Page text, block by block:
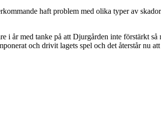
haft problem med olika typer av
år med tanke på att Djurgården inte förstärkt
och drivit lagets spel och det återstår nu